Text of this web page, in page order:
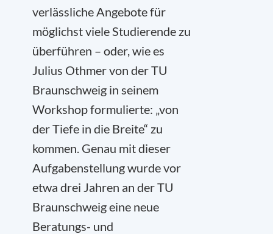
verlässliche Angebote für
möglichst viele Studierende zu
überführen – oder, wie es
Julius Othmer von der TU
Braunschweig in seinem
Workshop formulierte: „von
der Tiefe in die Breite“ zu
kommen. Genau mit dieser
Aufgabenstellung wurde vor
etwa drei Jahren an der TU
Braunschweig eine neue
Beratungs- und